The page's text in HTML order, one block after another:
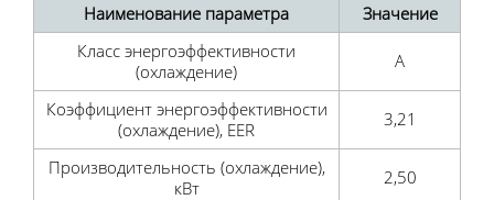
Наименование параметра
Значение
Класс энергоэффективности
(охлаждение)
А
Коэффициент энергоэффективности
(охлаждение), EER
3,21
Производительность (охлаждение),
кВт
2,50